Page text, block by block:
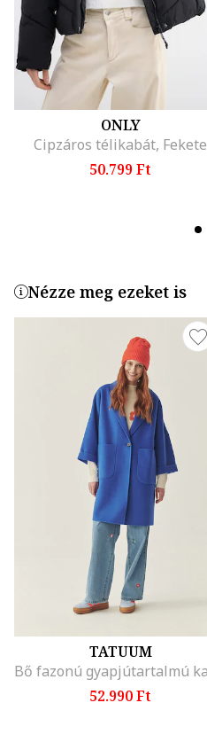
ONLY
Cipzáros télikabát, Fekete
50.799 Ft
Nézze meg ezeket is
TATUUM
52.990 Ft